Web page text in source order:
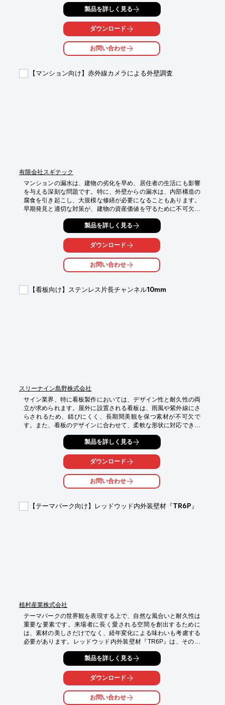
ン」を使用し美観を整える工法を開発しました。止水性能も確保
することで、改修工事におけるこれらの課題を解決します。
【活用シーン】
・外壁改修工事
・御影石への穴あけ
【導入の効果】
製品を詳しく見る
ダウンロード
お問い合わせ
【マンション向け】赤外線カメラによる外壁調査
有限会社スギテック
マンションの漏水は、建物の劣化を早め、居住者の生活にも影響
を与える深刻な問題です。特に、外壁からの漏水は、内部構造の
腐食を引き起こし、大規模な修繕が必要になることもあります。
早期発見と適切な対策が、建物の資産価値を守るために不可欠で
す。当社の赤外線カメラによる外壁調査は、建物を傷つけること
なく、漏水の可能性のある箇所を特定し、将来的なリスクを低減
【活用シーン】
・外壁からの漏水が疑われる場合
・大規模修繕前の建物診断
【導入の効果】
製品を詳しく見る
ダウンロード
お問い合わせ
【看板向け】ステンレス片長チャンネル10mm
スリーナイン島野株式会社
サイン業界、特に看板製作においては、デザイン性と耐久性の両
立が求められます。屋外に設置される看板は、雨風や紫外線にさ
らされるため、錆びにくく、長期間美観を保つ素材が不可欠で
す。また、看板のデザインに合わせて、柔軟な形状に対応できる
ことも重要です。当社のステンレス片長チャンネル10mmは、こ
れらの課題に応える製品です。
【活用シーン】
・屋外看板のフレーム
・錆びにくく、長期間美観を維持
製品を詳しく見る
ダウンロード
お問い合わせ
【テーマパーク向け】レッドウッド内外装壁材『TR6P』
植村産業株式会社
テーマパークの世界観を表現する上で、自然な風合いと耐久性は
重要な要素です。来場者に長く愛される空間を創出するために
は、素材の美しさだけでなく、経年変化による味わいも考慮する
必要があります。レッドウッド内外装壁材『TR6P』は、その両
方を実現します。
【活用シーン】
・テーマパークのファサード
・アトラクションの装飾
・休憩スペース
・レストランの内装
製品を詳しく見る
ダウンロード
お問い合わせ